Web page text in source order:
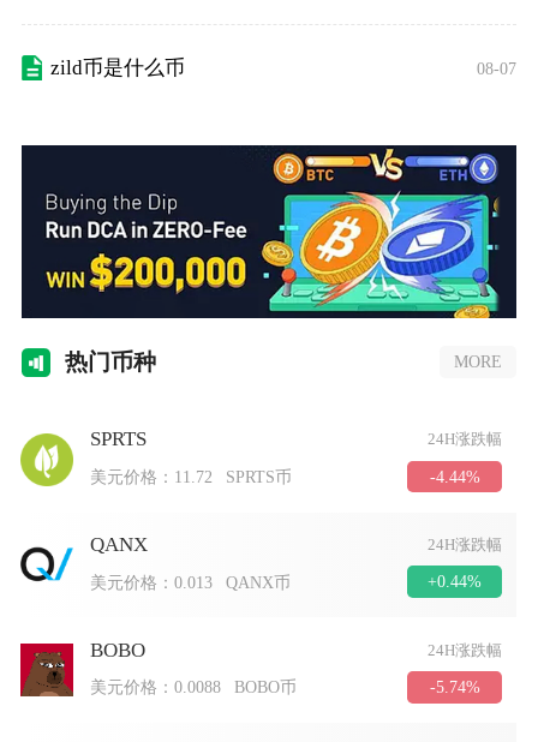
zild币是什么币 08-07
热门币种 MORE
SPRTS 24H涨跌幅
美元价格： 11.72 SPRTS币 -4.44%
QANX 24H涨跌幅
美元价格：0.013 QANX币 +0.44%
BOBO 24H涨跌幅
美元价格：0.0088 BOBO币 -5.74%